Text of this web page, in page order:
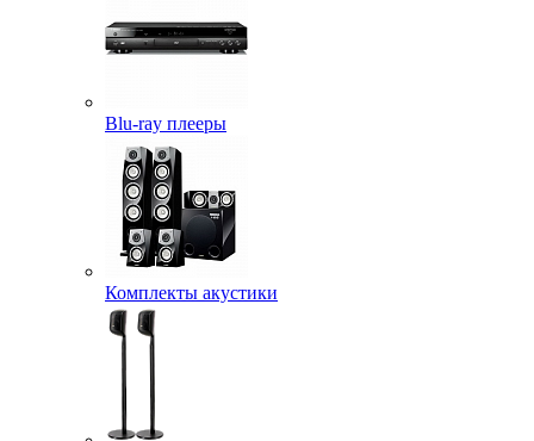
Blu-ray плееры
Комплекты акустики